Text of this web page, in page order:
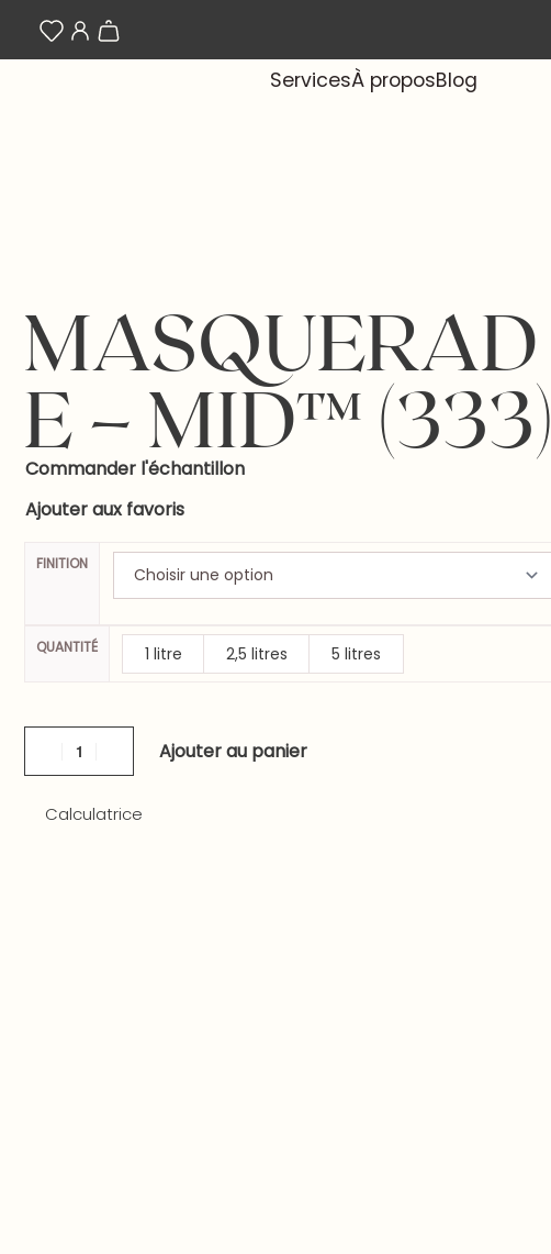
ServicesÀ proposBlog
MASQUERAD
E – MID™
Commander l'échantillon
Ajouter aux favoris
FINITION
QUANTITÉ 1 litre 2,5 litres 5 litres
Ajouter au panier
Calculatrice